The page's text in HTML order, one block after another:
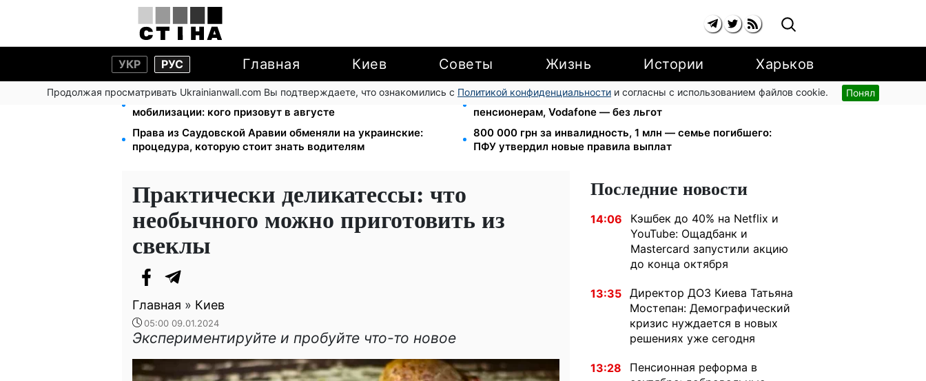
УКР РУС Главная Киев Советы Жизнь Истории Харьков
Продолжая просматривать Ukrainianwall.com Вы подтверждаете, что ознакомились с Политикой конфиденциальности и согласны с использованием файлов cookie. Понял
Студенты-заочники и вечерники теряют отсрочку от
мобилизации: кого призовут в августе
Тариф от 190 грн в месяц: Киевстар и lifecell дают скидки
пенсионерам, Vodafone — без льгот
Права из Саудовской Аравии обменяли на украинские:
процедура, которую стоит знать водителям
800 000 грн за инвалидность, 1 млн — семье погибшего:
ПФУ утвердил новые правила выплат
Практически деликатессы: что
необычного можно приготовить из
свеклы
Главная » Киев
05:00 09.01.2024
Экспериментируйте и пробуйте что-то новое
Последние новости
14:06
Кэшбек до 40% на Netflix и
YouTube: Ощадбанк и
Mastercard запустили акцию
до конца октября
13:35 Директор ДОЗ Киева Татьяна
Мостепан: Демографический
кризис нуждается в новых
решениях уже сегодня
13:28
Пенсионная реформа в